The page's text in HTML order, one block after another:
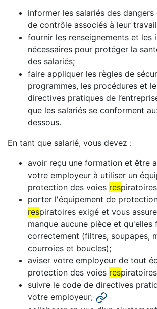
informer les salariés des dangers
de contrôle associés à leur
fournir les renseignements et les
nécessaires pour protéger la
des salariés;
faire appliquer les règles de
programmes, les procédures et
directives pratiques de
que les salariés se conforment
dessous.
En tant que salarié, vous devez :
avoir reçu une formation et être
votre employeur à utiliser un
protection des voies res
porter l'équipement de
respiratoires exigé et vous
manque aucune pièce et qu'elles
correctement (filtres, soupapes,
courroies et boucles);
aviser votre employeur de tout
protection des voies res
suivre le code de directives
votre employeur;